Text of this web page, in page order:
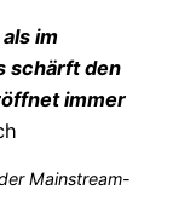
im
schärft den
immer
Mainstream-